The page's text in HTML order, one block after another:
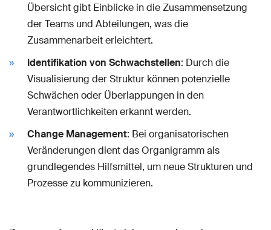
Übersicht gibt Einblicke in die Zusammensetzung
der Teams und Abteilungen, was die
Zusammenarbeit erleichtert.
Identifikation von Schwachstellen: Durch die
Visualisierung der Struktur können potenzielle
Schwächen oder Überlappungen in den
Verantwortlichkeiten erkannt werden.
Change Management: Bei organisatorischen
Veränderungen dient das Organigramm als
grundlegendes Hilfsmittel, um neue Strukturen und
Prozesse zu kommunizieren.